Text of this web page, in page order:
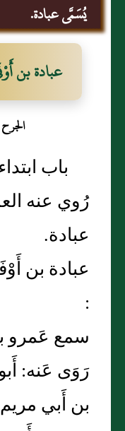
يُسَمَّى عبادة.
عبادة بن
باب
رُوي عنه
عبادة.
عبادة بن
:
سمع عَمرو
رَوَى عَنه:
بن أَبي